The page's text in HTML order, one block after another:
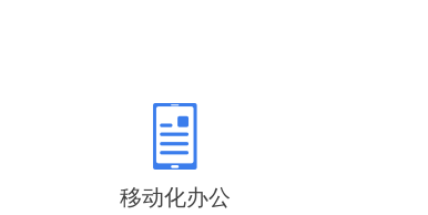
移动化办公